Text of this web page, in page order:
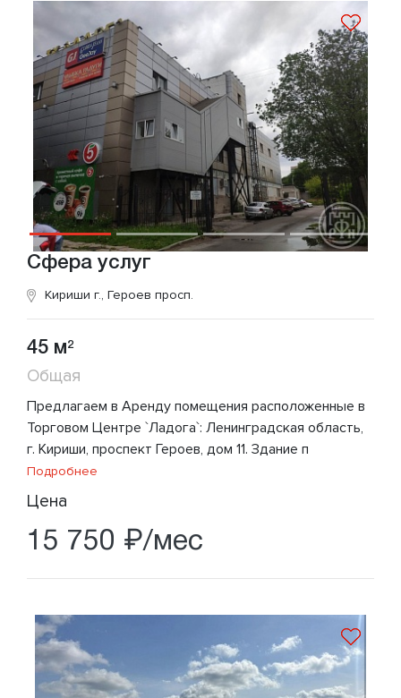
Сфера услуг
Кириши г., Героев просп.
45 м2
Общая
Предлагаем в Аренду помещения расположенные в
Торговом Центре `Ладога`: Ленинградская область,
г. Кириши, проспект Героев, дом 11. Здание п
Подробнее
Цена
15 750 ₽/мес